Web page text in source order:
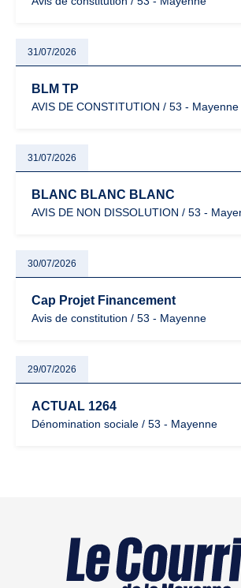
31/07/2026
BLM TP
AVIS DE CONSTITUTION / 53 - Mayenne
31/07/2026
BLANC BLANC BLANC
AVIS DE NON DISSOLUTION / 53 -
30/07/2026
Cap Projet Financement
Avis de constitution / 53 - Mayenne
29/07/2026
ACTUAL 1264
Dénomination sociale / 53 - Mayenne